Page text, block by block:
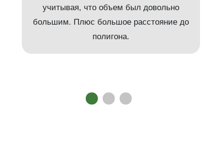
учитывая, что объем был довольно
большим. Плюс большое расстояние до
полигона.